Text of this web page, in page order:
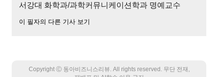
서강대 화학과/과학커뮤니케이션학과 명예교수
이 필자의 다른 기사 보기
Copyright Ⓒ 동아비즈니스리뷰. All rights reserved. 무단 전재,